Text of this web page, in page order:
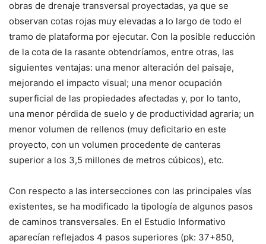
obras de drenaje transversal proyectadas, ya que se
observan cotas rojas muy elevadas a lo largo de todo el
tramo de plataforma por ejecutar. Con la posible reducción
de la cota de la rasante obtendríamos, entre otras, las
siguientes ventajas: una menor alteración del paisaje,
mejorando el impacto visual; una menor ocupación
superficial de las propiedades afectadas y, por lo tanto,
una menor pérdida de suelo y de productividad agraria; un
menor volumen de rellenos (muy deficitario en este
proyecto, con un volumen procedente de canteras
superior a los 3,5 millones de metros cúbicos), etc.
Con respecto a las intersecciones con las principales vías
existentes, se ha modificado la tipología de algunos pasos
de caminos transversales. En el Estudio Informativo
aparecían reflejados 4 pasos superiores (pk: 37+850,